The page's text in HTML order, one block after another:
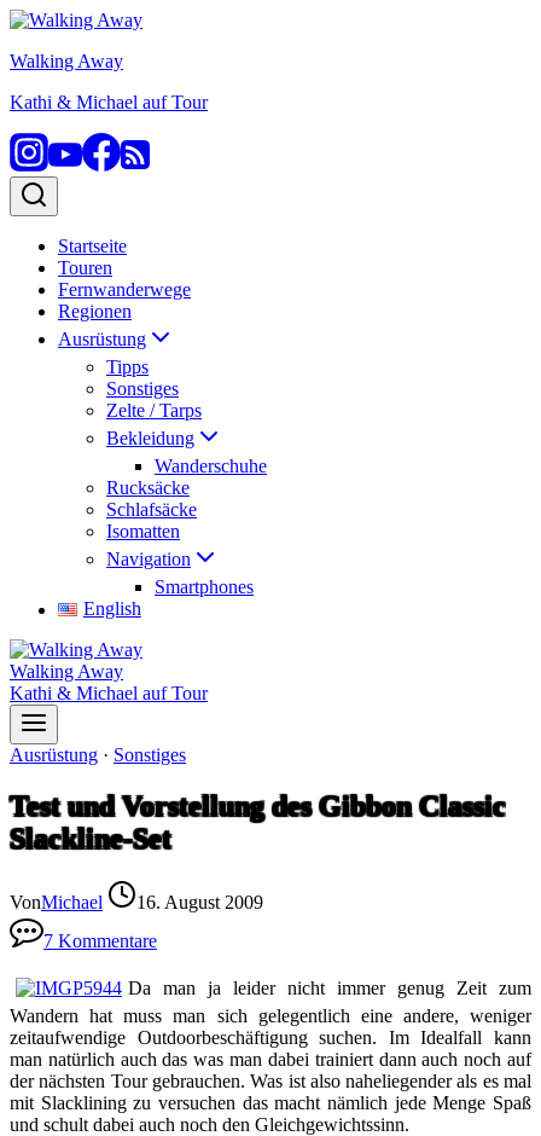
Zum
springen
Walking Away
Kathi & Michael auf Tour
Startseite
Touren
Fernwanderwege
Regionen
Ausrüstung
Tipps
Sonstiges
Zelte / Tarps
Bekleidung
Wanderschuhe
Rucksäcke
Schlafsäcke
Isomatten
Navigation
Smartphones
English
Walking Away
Kathi & Michael auf Tour
Ausrüstung · Sonstiges
Test und Vorstellung des Gibbon Classic
Slackline-Set
VonMichael
16. August 2009
7 Kommentare
Da man ja leider nicht immer genug Zeit zum
Wandern hat muss man sich gelegentlich eine andere, weniger
zeitaufwendige Outdoorbeschäftigung suchen. Im Idealfall kann
man natürlich auch das was man dabei trainiert dann auch noch auf
der nächsten Tour gebrauchen. Was ist also naheliegender als es mal
mit Slacklining zu versuchen das macht nämlich jede Menge Spaß
und schult dabei auch noch den Gleichgewichtssinn.